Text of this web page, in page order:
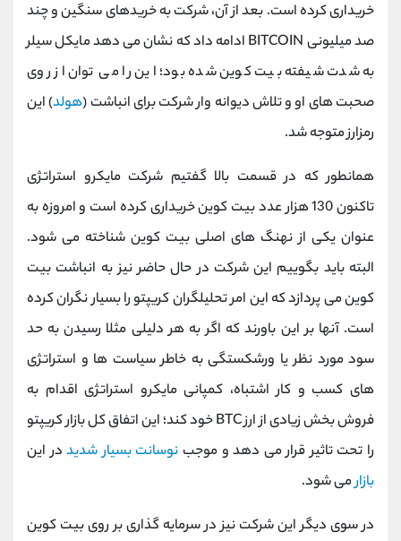
خریداری کرده است. بعد از آن، شرکت به خریدهای سنگین و چند
صد میلیونی BITCOIN ادامه داد که نشان می ‌دهد مایکل سیلر
به شدت شیفته بیت کوین شده بود؛ این را می ‌توان از روی
صحبت‌ های او و تلاش دیوانه‌ وار شرکت برای انباشت (هولد) این
رمزارز متوجه شد.
همانطور که در قسمت بالا گفتیم شرکت مایکرو استراتژی
تاکنون 130 هزار عدد بیت کوین خریداری کرده است و امروزه به
عنوان یکی از نهنگ های اصلی بیت کوین شناخته می شود.
البته باید بگوییم این شرکت در حال حاضر نیز به انباشت بیت
کوین می پردازد که این امر تحلیلگران کریپتو را بسیار نگران کرده
است. آنها بر این باورند که اگر به هر دلیلی مثلا رسیدن به حد
سود مورد نظر یا ورشکستگی به خاطر سیاست‌ ها و استراتژی
‌های کسب‌ و ‌کار اشتباه، کمپانی مایکرو استراتژی اقدام به
فروش بخش زیادی از ارزBTCخود کند؛ این اتفاق کل بازار کریپتو
را تحت تاثیر قرار می‌ دهد و موجب نوسانت بسیار شدیددر این
بازارمی شود.
در سوی دیگر این شرکت نیز در سرمایه گذاری بر روی بیت کوین